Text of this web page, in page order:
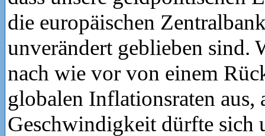
die europäischen
unverändert geblieben sind.
nach wie vor von einem
globalen Inflationsraten aus,
Geschwindigkeit dürfte sich